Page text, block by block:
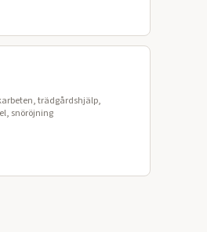
trädgårdshjälp,
snöröjning